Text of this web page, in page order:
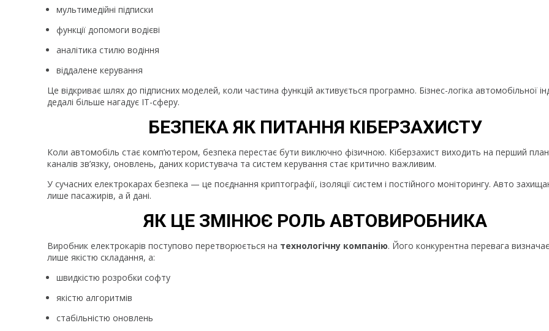
мультимедійні підписки
функції допомоги водієві
аналітика стилю водіння
віддалене керування
Це відкриває шлях до підписних моделей, коли частина функцій активується програмно. Бізнес-логіка автомобільної
дедалі більше нагадує IT-сферу.
БЕЗПЕКА ЯК ПИТАННЯ КІБЕРЗАХИСТУ
Коли автомобіль стає комп’ютером, безпека перестає бути виключно фізичною. Кіберзахист виходить на перший
каналів зв’язку, оновлень, даних користувача та систем керування стає критично важливим.
У сучасних електрокарах безпека — це поєднання криптографії, ізоляції систем і постійного моніторингу. Авто
лише пасажирів, а й дані.
ЯК ЦЕ ЗМІНЮЄ РОЛЬ АВТОВИРОБНИКА
Виробник електрокарів поступово перетворюється на технологічну компанію. Його конкурентна перевага
лише якістю складання, а:
швидкістю розробки софту
якістю алгоритмів
стабільністю оновлень